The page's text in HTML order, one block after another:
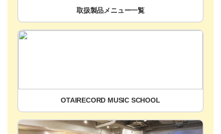
取扱製品メニュー一覧
OTAIRECORD MUSIC SCHOOL